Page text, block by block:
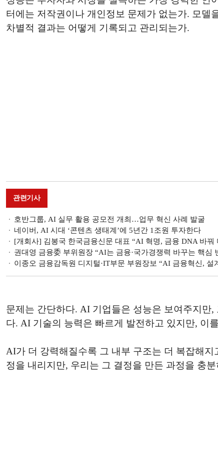
터에는 저작권이나 개인정보 문제가 없는가. 모델
차별적 결과는 어떻게 기록되고 관리되는가.
관련기사
호반그룹, AI 실무 활용 공모전 개최…업무 혁신 사례 발굴
네이버, AI 시대 ‘콘텐츠 생태계’에 5년간 1조원 투자한다
[개회사] 김봉국 한국금융신문 대표 “AI 혁명, 금융 DNA 바
권대영 금융委 부위원장 “AI는 금융·국가경쟁력 바꾸는 핵심
이종오 금융감독원 디지털·IT부문 부원장보 “AI 금융혁신,
문제는 간단하다. AI 기업들은 성능은 보여주지만
다. AI 기술의 능력은 빠르게 발전하고 있지만, 이
AI가 더 강력해질수록 그 내부 구조는 더 복잡해
정을 내리지만, 우리는 그 결정을 만든 과정을 충